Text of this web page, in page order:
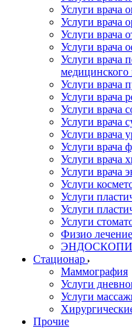
Услуги врача
Услуги врача
Услуги врача
Услуги врача
Услуги врача
медицинского
Услуги врача
Услуги врача
Услуги врача
Услуги врача
Услуги врача
Услуги врача
Услуги врача
Услуги врача
Услуги
Услуги
Услуги
Услуги
Физио лечение
Стационар
Маммография
Услуги
Услуги
Прочие